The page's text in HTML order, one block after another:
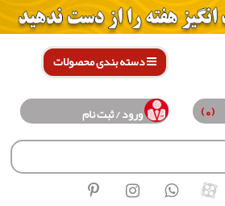
دسته بندی محصولات
(0) ورود / ثبت نام